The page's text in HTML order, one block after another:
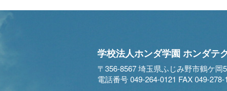
学校法人ホンダ学園ホンダテ
〒356-8567 埼玉県ふじみ野市鶴ケ岡
電話番号 049-264-0121 FAX 049-278-